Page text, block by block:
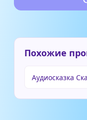
Похожие
Аудиосказка